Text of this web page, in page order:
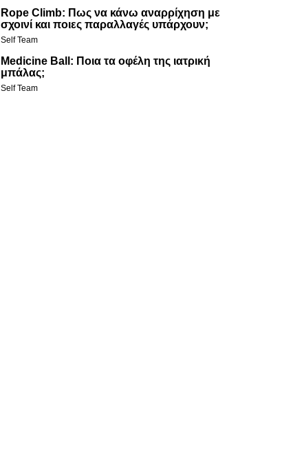
Rope Climb: Πως να κάνω αναρρίχηση με
σχοινί και ποιες παραλλαγές υπάρχουν;
Self Team
Medicine Ball: Ποια τα οφέλη της ιατρική
μπάλας;
Self Team